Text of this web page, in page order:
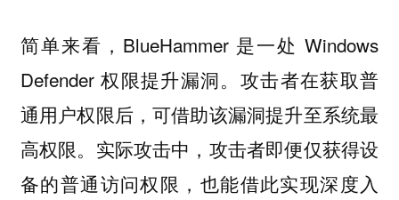
简单来看，BlueHammer 是一处 Windows
Defender 权限提升漏洞。攻击者在获取普
通用户权限后，可借助该漏洞提升至系统最
高权限。实际攻击中，攻击者即便仅获得设
备的普通访问权限，也能借此实现深度入